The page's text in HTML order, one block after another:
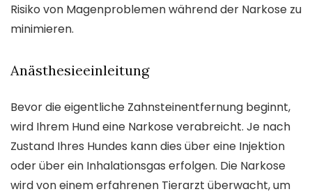
Risiko von Magenproblemen während der Narkose zu
minimieren.
Anästhesieeinleitung
Bevor die eigentliche Zahnsteinentfernung beginnt,
wird Ihrem Hund eine Narkose verabreicht. Je nach
Zustand Ihres Hundes kann dies über eine Injektion
oder über ein Inhalationsgas erfolgen. Die Narkose
wird von einem erfahrenen Tierarzt überwacht, um